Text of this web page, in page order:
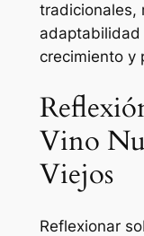
tradicionales,
adaptabilidad
crecimiento y
Vino
Viejos
Reflexionar